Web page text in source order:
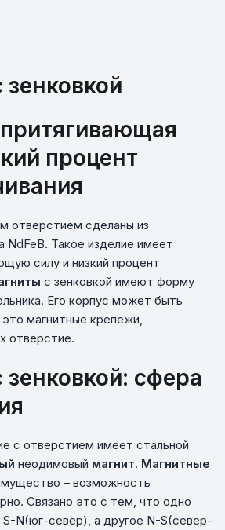
процент
отверстием сделаны из
NdFeB. Такое изделие имеет
силу и низкий процент
с зенковкой имеют форму
Его корпус может быть
это магнитные крепежи,
отверстие.
сфера
с отверстием имеет стальной
неодимовый магнит. Магнитные
– возможность
Связано это с тем, что одно
S-N(юг-север), а другое N-S(север-